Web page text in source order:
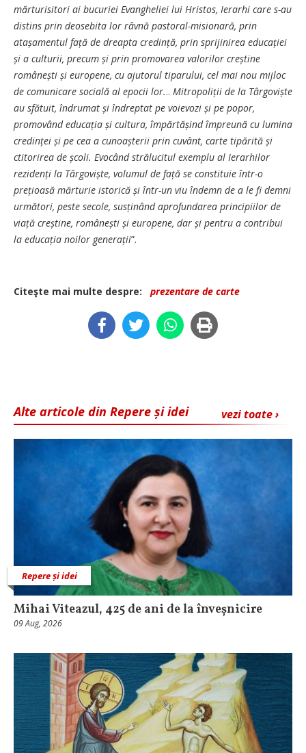
mărturisitori ai bucuriei Evangheliei lui Hristos, Ierarhi care s-au
distins prin deosebita lor râvnă pastoral-misionară, prin
atașamentul față de dreapta credință, prin sprijinirea educației
și a culturii, precum și prin promovarea valorilor creștine
românești și europene, cu ajutorul tiparului, cel mai nou mijloc
de comunicare socială al epocii lor... Mitropoliții de la Târgoviște
au sfătuit, îndrumat și îndreptat pe voievozi și pe popor,
promovând educația și cultura, împărtășind împreună cu lumina
credinței și pe cea a cunoașterii prin cuvânt, carte tipărită și
ctitorirea de școli. Evocând strălucitul exemplu al Ierarhilor
rezidenți la Târgoviște, volumul de față se constituie într-o
prețioasă mărturie istorică și într-un viu îndemn de a le fi demni
următori, peste secole, susținând aprofundarea principiilor de
viață creștine, românești și europene, dar și pentru a contribui
la educația noilor generații”.
Citeşte mai multe despre: prezentare de carte
vezi toate ›
Alte articole din Repere și idei
Repere și idei
Mihai Viteazul, 425 de ani de la înveșnicire
09 Aug, 2026